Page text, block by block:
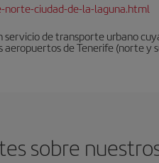
ciudad-de-la-laguna.html
de transporte urbano
aeropuertos de Tenerife (norte y
sobre